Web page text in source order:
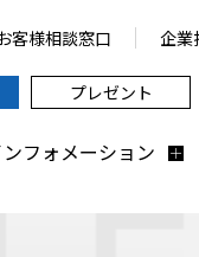
フォメーション
企業
客様相談窓口
プレゼント